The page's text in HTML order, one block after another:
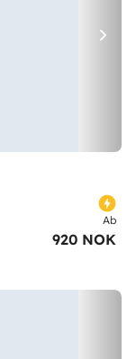
Ab
920 NOK